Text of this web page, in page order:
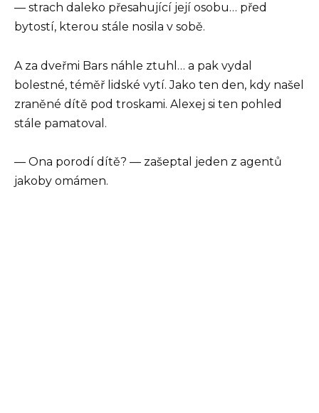
— strach daleko přesahující její osobu… před
bytostí, kterou stále nosila v sobě.
A za dveřmi Bars náhle ztuhl… a pak vydal
bolestné, téměř lidské vytí. Jako ten den, kdy našel
zraněné dítě pod troskami. Alexej si ten pohled
stále pamatoval.
— Ona porodí dítě? — zašeptal jeden z agentů
jakoby omámen.